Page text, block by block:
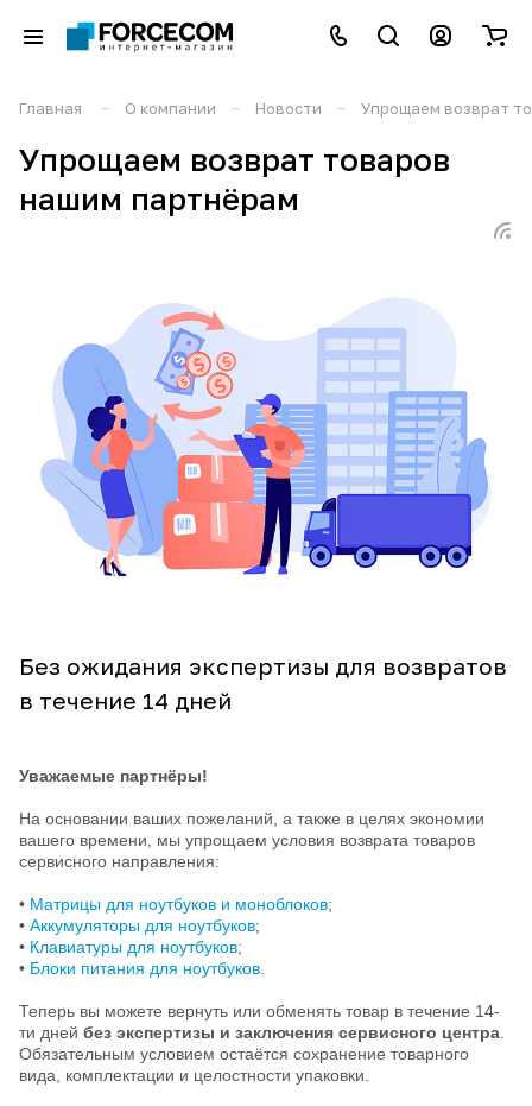
Главная – О компании – Новости – Упрощаем возврат
Упрощаем возврат товаров
нашим партнёрам
Без ожидания экспертизы для возвратов
в течение 14 дней
Уважаемые партнёры!
На основании ваших пожеланий, а также в целях экономии
вашего времени, мы упрощаем условия возврата товаров
сервисного направления:
• Матрицы для ноутбуков и моноблоков;
• Аккумуляторы для ноутбуков;
• Клавиатуры для ноутбуков;
• Блоки питания для ноутбуков
Теперь вы можете вернуть или обменять товар в течение 14-
ти дней без экспертизы и заключения сервисного центра
Обязательным условием остаётся сохранение товарного
вида, комплектации и целостности упаковки.